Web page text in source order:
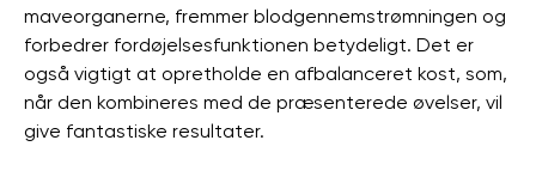
maveorganerne, fremmer blodgennemstrømningen og
forbedrer fordøjelsesfunktionen betydeligt. Det er
også vigtigt at opretholde en afbalanceret kost, som,
når den kombineres med de præsenterede øvelser, vil
give fantastiske resultater.